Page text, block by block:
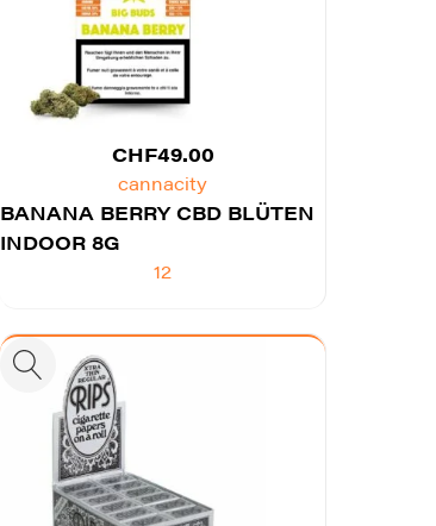
CHF49.00
cannacity
BANANA BERRY CBD BLÜTEN
INDOOR 8G
12